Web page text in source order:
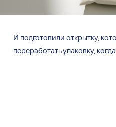
И подготовили открытку,
переработать упаковку,